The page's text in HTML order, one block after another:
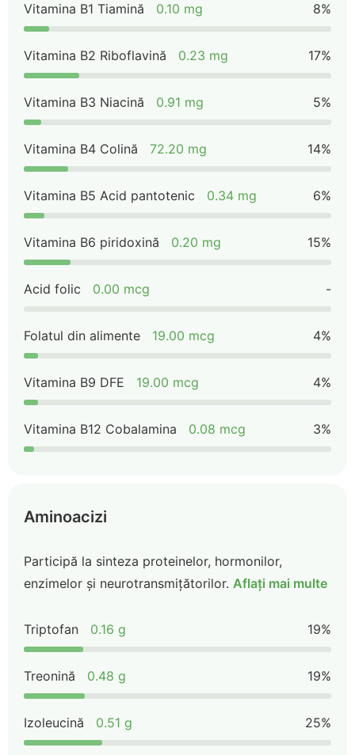
Vitamina B1 Tiamină 0.10 mg 8%
Vitamina B2 Riboflavină 0.23 mg 17%
Vitamina B3 Niacină 0.91 mg 5%
Vitamina B4 Colină 72.20 mg 14%
Vitamina B5 Acid pantotenic 0.34 mg 6%
Vitamina B6 piridoxină 0.20 mg 15%
Acid folic 0.00 mcg -
Folatul din alimente 19.00 mcg 4%
Vitamina B9 DFE 19.00 mcg 4%
Vitamina B12 Cobalamina 0.08 mcg 3%
Aminoacizi
Participă la sinteza proteinelor, hormonilor,
enzimelor și neurotransmițătorilor. Aflați mai multe
Triptofan 0.16 g 19%
Treonină 0.48 g 19%
Izoleucină 0.51 g 25%